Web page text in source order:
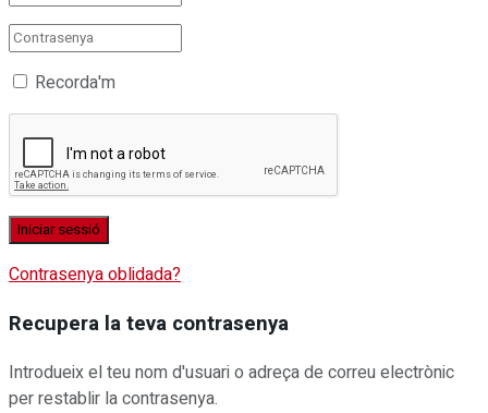
Recorda'm
Contrasenya oblidada?
Recupera la teva contrasenya
Introdueix el teu nom d'usuari o adreça de correu electrònic
per restablir la contrasenya.